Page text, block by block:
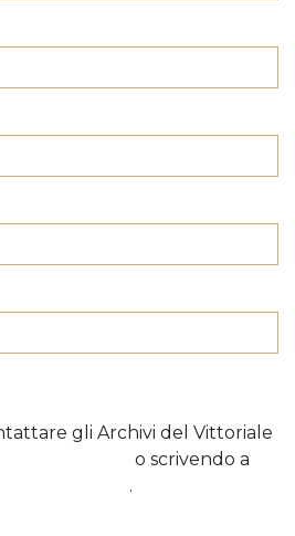
gli Archivi del Vittoriale
o scrivendo a
.